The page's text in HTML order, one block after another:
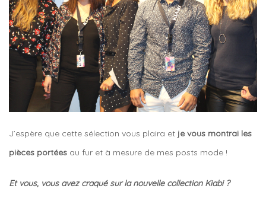
J’espère que cette sélection vous plaira et je vous montrai les
pièces portées au fur et à mesure de mes posts mode !
Et vous, vous avez craqué sur la nouvelle collection Kiabi ?